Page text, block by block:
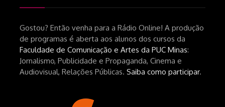
Gostou? Então venha para a Rádio Online! A produção
de programas é aberta aos alunos dos cursos da
Faculdade de Comunicação e Artes da PUC Minas:
Jornalismo, Publicidade e Propaganda, Cinema e
Audiovisual, Relações Públicas. Saiba como participar.